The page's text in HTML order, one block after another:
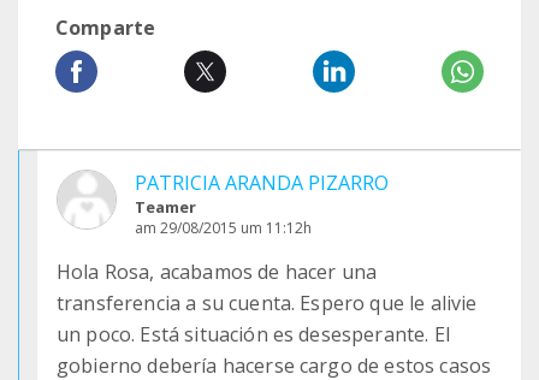
Comparte
PATRICIA ARANDA PIZARRO
Teamer
am 29/08/2015 um 11:12h
Hola Rosa, acabamos de hacer una
transferencia a su cuenta. Espero que le alivie
un poco. Está situación es desesperante. El
gobierno debería hacerse cargo de estos casos